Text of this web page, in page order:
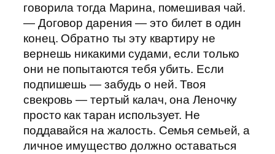
говорила тогда Марина, помешивая чай.
— Договор дарения — это билет в один
конец. Обратно ты эту квартиру не
вернешь никакими судами, если только
они не попытаются тебя убить. Если
подпишешь — забудь о ней. Твоя
свекровь — тертый калач, она Леночку
просто как таран использует. Не
поддавайся на жалость. Семья семьей, а
личное имущество должно оставаться